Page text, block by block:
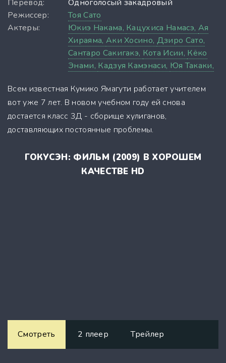
Перевод:
Одноголосый закадровый
Режиссер:
Тоя Сато
Актеры:
Юкиэ Накама, Кацухиса Намасэ, Ая
Хираяма, Аки Хосино, Дзиро Сато,
Сантаро Сакигакэ, Кота Исии, Кёко
Энами, Кадзуя Камэнаси, Юя Такаки,
Всем известная Кумико Ямагути работает учителем
вот уже 7 лет. В новом учебном году ей снова
достается класс 3Д - сборище хулиганов,
доставляющих постоянные проблемы.
ГОКУСЭН: ФИЛЬМ (2009) В ХОРОШЕМ
КАЧЕСТВЕ HD
Смотреть 2 плеер Трейлер